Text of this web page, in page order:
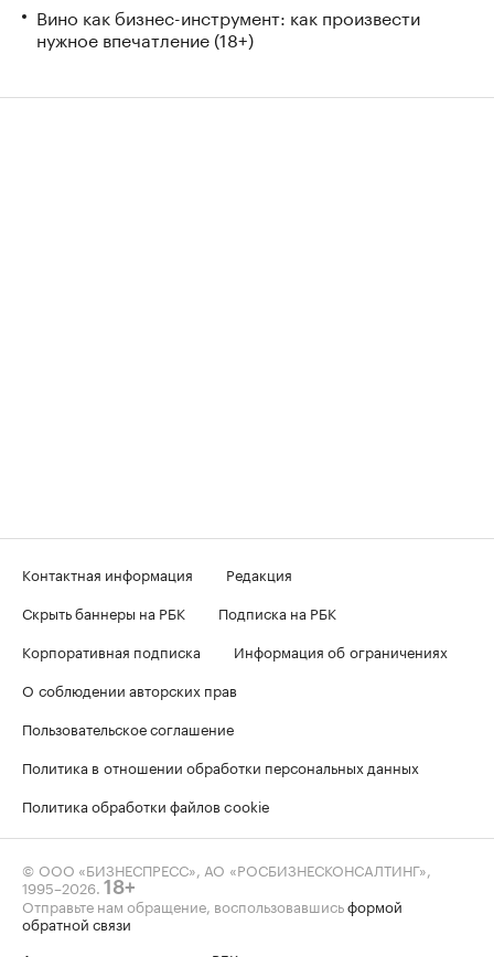
Вино как бизнес-инструмент: как произвести
нужное впечатление (18+)
Контактная информация
Редакция
Скрыть баннеры на РБК
Подписка на РБК
Корпоративная подписка
Информация об ограничениях
О соблюдении авторских прав
Пользовательское соглашение
Политика в отношении обработки персональных данных
Политика обработки файлов cookie
© ООО «БИЗНЕСПРЕСС», АО «РОСБИЗНЕСКОНСАЛТИНГ»,
1995–2026 18+
Отправьте нам обращение, воспользовавшисьформой
обратной связи